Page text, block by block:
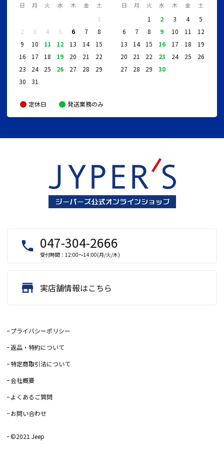
日 月 火 水 木 金 土
1
2
3 4 5 6 7
8
9
10 11 12 13 14
15
16
17 18 19 20 21
22
23
24 25 26 27 28
29
30
31
日 月 火 水 木 金 土
1 2 3 4
5
6
7 8 9 10 11
12
13
14 15 16 17 18
19
20
21 22 23 24 25
26
27
28 29 30
定休日 発送業務のみ
local_phone 047-304-2666
受付時間：12:00～14:00(月/火/木)
store 実店舗情報はこちら
プライバシーポリシー
返品・特約について
特定商取引法について
会社概要
よくあるご質問
お問い合わせ
©2021 Jeep